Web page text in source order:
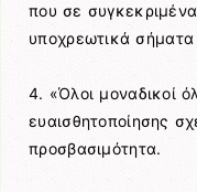
που σε
υποχρεωτικά
4. «Όλοι μοναδικοί
ευαισθητοποίησης
προσβασιμότητα.